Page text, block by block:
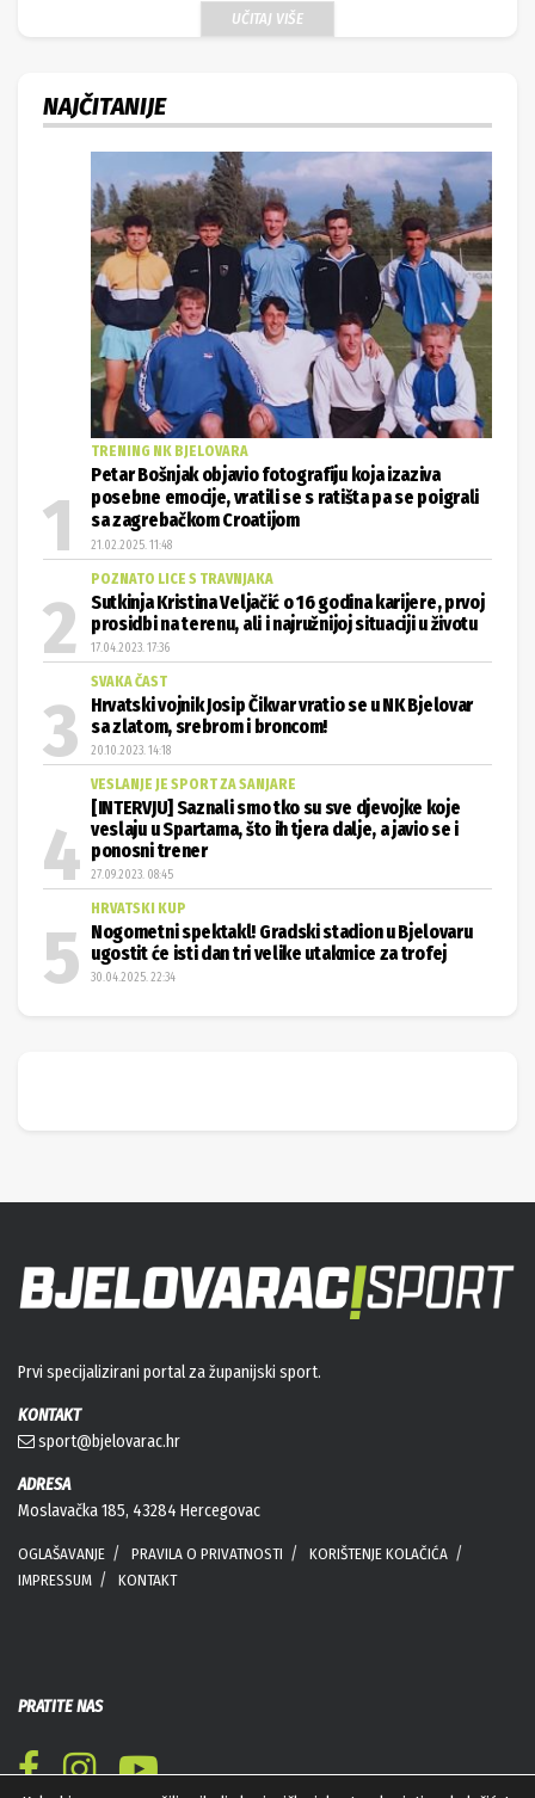
UČITAJ VIŠE
NAJČITANIJE
TRENING NK BJELOVARA
Petar Bošnjak objavio fotografiju koja izaziva
posebne emocije, vratili se s ratišta pa se poigrali
sa zagrebačkom Croatijom
21.02.2025. 11:48
POZNATO LICE S TRAVNJAKA
Sutkinja Kristina Veljačić o 16 godina karijere, prvoj
prosidbi na terenu, ali i najružnijoj situaciji u životu
17.04.2023. 17:36
SVAKA ČAST
Hrvatski vojnik Josip Čikvar vratio se u NK Bjelovar
sa zlatom, srebrom i broncom!
20.10.2023. 14:18
VESLANJE JE SPORT ZA SANJARE
[INTERVJU] Saznali smo tko su sve djevojke koje
veslaju u Spartama, što ih tjera dalje, a javio se i
ponosni trener
27.09.2023. 08:45
HRVATSKI KUP
Nogometni spektakl! Gradski stadion u Bjelovaru
ugostit će isti dan tri velike utakmice za trofej
30.04.2025. 22:34
Prvi specijalizirani portal za županijski sport.
KONTAKT
sport@bjelovarac.hr
ADRESA
Moslavačka 185, 43284 Hercegovac
OGLAŠAVANJE PRAVILA O PRIVATNOSTI
KORIŠTENJE KOLAČIĆA
IMPRESSUM
KONTAKT
PRATITE NAS